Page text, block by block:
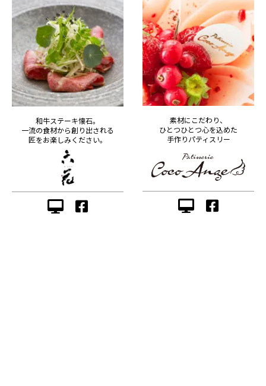
和牛ステーキ懐石。
一流の食材から創り出される
匠をお楽しみください。
素材にこだわり、
ひとつひとつ心を込めた
手作りパティスリー